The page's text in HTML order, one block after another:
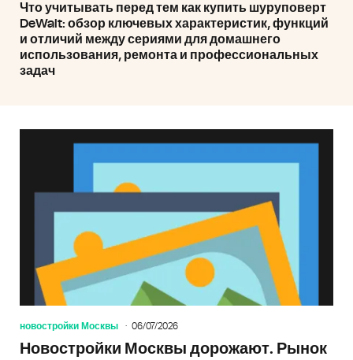
Что учитывать перед тем как купить шуруповерт
DeWalt: обзор ключевых характеристик, функций
и отличий между сериями для домашнего
использования, ремонта и профессиональных
задач
новостройки Москвы 06/07/2026
Новостройки Москвы дорожают. Рынок